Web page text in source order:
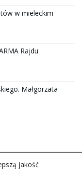
w mieleckim
Rajdu
Małgorzata
jakość